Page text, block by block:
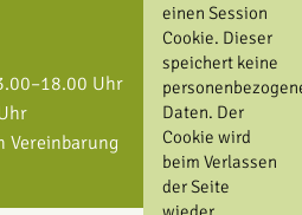
einen Session
Cookie. Dieser
speichert keine
Daten. Der
Cookie wird
beim Verlassen
der Seite
Uhr
Vereinbarung